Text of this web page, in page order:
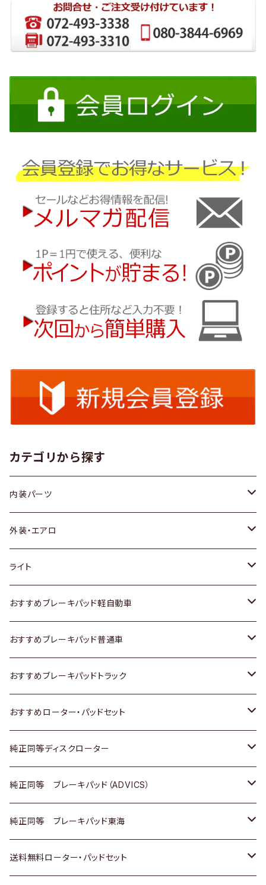
カテゴリから探す
内装パーツ
トヨタ
ホンダ
スズキ
日産
いすゞ
ダイハツ
マツダ
三菱
スバル
日野
外装・エアロ
トヨタ
ホンダ
スズキ
日産
いすゞ
ダイハツ
マツダ
三菱
日野
ライト
トヨタ
スズキ
日産
いすゞ
ダイハツ
三菱
日野
三菱ふそう
おすすめブレーキパッド軽自動車
トヨタ
ホンダ
スズキ
日産
ダイハツ
マツダ
三菱
おすすめブレーキパッド普通車
トヨタ
ホンダ
スズキ
日産
いすゞ
ダイハツ
おすすめブレーキパッドトラック
トヨタ
日産
いすゞ
ダイハツ
マツダ
おすすめローター・パッドセット
トヨタ
ホンダ
スズキ
日産
純正同等ディスクローター
トヨタ
ホンダ
スズキ
純正同等 ブレーキパッド（ADVICS）
トヨタ
ホンダ
純正同等 ブレーキパッド東海
トヨタ
送料無料ローター・パッドセット